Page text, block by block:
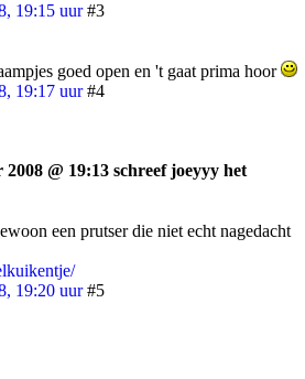
19:15 uur #3
goed open en 't gaat prima hoor
19:17 uur #4
2008 @ 19:13 schreef joeyyy het
een prutser die niet echt nagedacht
19:20 uur #5